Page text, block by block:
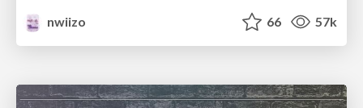
nwiizo
66 57k